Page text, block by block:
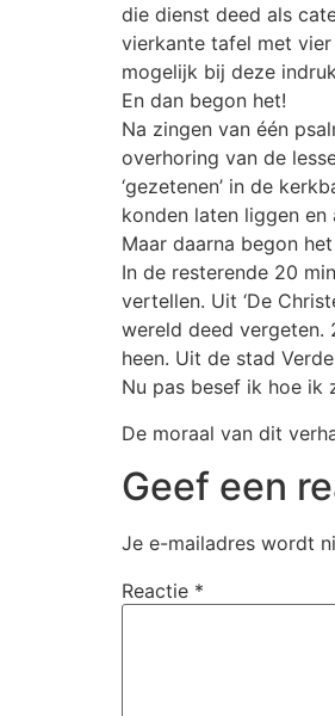
die dienst deed als
vierkante tafel met
mogelijk bij deze
En dan begon het!
Na zingen van één
overhoring van de
‘gezetenen’ in de
konden laten liggen
Maar daarna begon
In de resterende 20
vertellen. Uit ‘De
wereld deed vergeten.
heen. Uit de stad
Nu pas besef ik hoe ik
De moraal van dit
Geef een
Je e-mailadres wordt
Reactie *